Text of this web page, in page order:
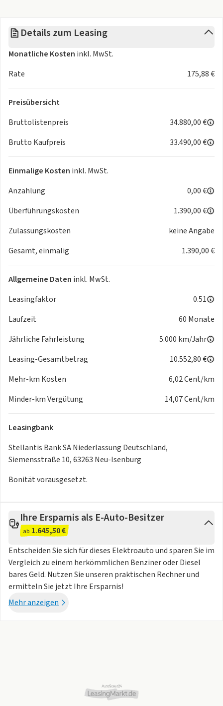
- Fußmatten
- Getriebe für Elektrofahrzeug
- Halterung Smartphone
- Heckscheibe heizbar
- HV-Batterie 42 kWh (Lithium-Ionen)
- Infotainment-System: UConnect 5 mit Navigationssystem,
10,25"")
- Karosserie: 3-türig
- Klimaanlage
- Kopf-Airbag-System vorn
- Ladekabel mit Typ 2-Stecker (Mode 3)
- Memoryfunktion für Sitz vorn links
- Mobile Online Dienste UConnect Live
- Nebelschlussleuchte
- One Pedal Drive (elektronisches Gaspedal)
- Parkbremse elektrisch
- Radioempfang digital (DAB+)
- Regen-/Lichtsensor
- Schnellladefunktion 85 kW (DC)
- Seitenairbag vorn
- Sitzbezug / Polsterung: Stoff
- Sonderlackierung Rot
- Sonnenblenden mit Spiegel (beleuchtet)
- Stahlfelgen 6x15
- Steckdose (12V-Anschluß) vorn
- Tagfahrlicht LED
Details zum Leasing
Monatliche Kosten inkl. MwSt.
Rate
175,88 €
Preisübersicht
Bruttolistenpreis
34.880,00 €
Brutto Kaufpreis
33.490,00 €
Einmalige Kosten inkl. MwSt.
Anzahlung
0,00 €
Überführungskosten
1.390,00 €
Zulassungskosten
keine Angabe
Gesamt, einmalig
1.390,00 €
Allgemeine Daten inkl. MwSt.
Leasingfaktor
0.51
Laufzeit
60 Monate
Jährliche Fahrleistung
5.000 km/Jahr
Leasing-Gesamtbetrag
10.552,80 €
Mehr-km Kosten
6,02 Cent/km
Minder-km Vergütung
14,07 Cent/km
Leasingbank
Stellantis Bank SA Niederlassung Deutschland,
Siemensstraße 10, 63263 Neu-Isenburg
Bonität vorausgesetzt.
Ihre Ersparnis als E-Auto-Besitzer
ab 1.645,50 €
Entscheiden Sie sich für dieses Elektroauto und sparen Sie im
Vergleich zu einem herkömmlichen Benziner oder Diesel
bares Geld. Nutzen Sie unseren praktischen Rechner und
ermitteln Sie jetzt Ihre Ersparnis!
Mehr anzeigen